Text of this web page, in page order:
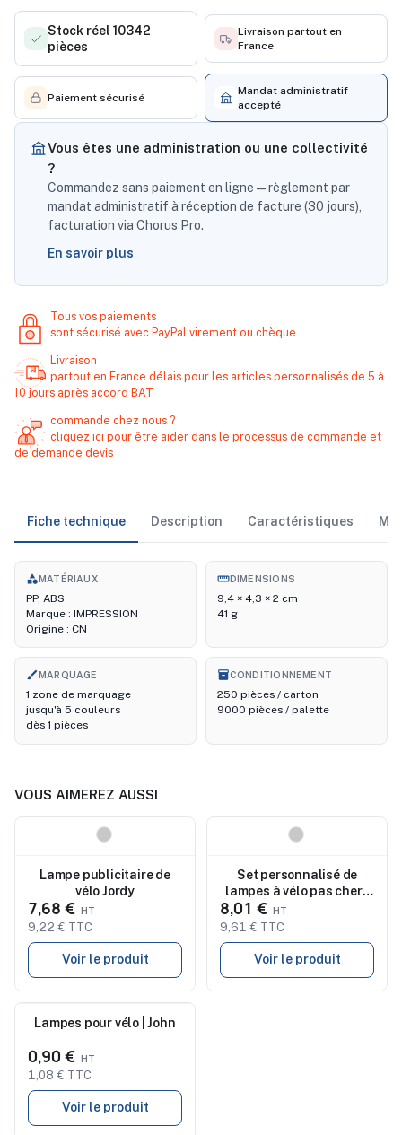
Stock réel 10342
pièces
Livraison partout en
France
Paiement sécurisé
Mandat administratif
accepté
Vous êtes une administration ou une collectivité
?
Commandez sans paiement en ligne — règlement par
mandat administratif à réception de facture (30 jours),
facturation via Chorus Pro.
En savoir plus
Tous vos paiements
sont sécurisé avec PayPal virement ou chèque
Livraison
partout en France délais pour les articles personnalisés de 5 à
10 jours après accord BAT
commande chez nous ?
cliquez ici pour être aider dans le processus de commande et
de demande devis
Fiche technique Description Caractéristiques
categoryMATÉRIAUX
PP, ABS
Marque : IMPRESSION
Origine : CN
straightenDIMENSIONS
9,4 × 4,3 × 2 cm
41 g
brushMARQUAGE
1 zone de marquage
jusqu'à 5 couleurs
dès 1 pièces
inventory_2
CONDITIONNEMENT
250 pièces / carton
9000 pièces / palette
VOUS AIMEREZ AUSSI
Lampe publicitaire de
vélo Jordy
7,68 €
9,22 € TTC
Voir le produit
Set personnalisé de
lampes à vélo pas cher -
Elisabeth
8,01 €
9,61 € TTC
Voir le produit
Nouveau
Lampes pour vélo | John
0,90 €
1,08 € TTC
Voir le produit